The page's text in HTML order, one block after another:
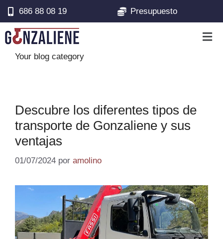
686 88 08 19 Presupuesto
BLOG
Your blog category
Descubre los diferentes tipos de
transporte de Gonzaliene y sus
ventajas
01/07/2024 por amolino